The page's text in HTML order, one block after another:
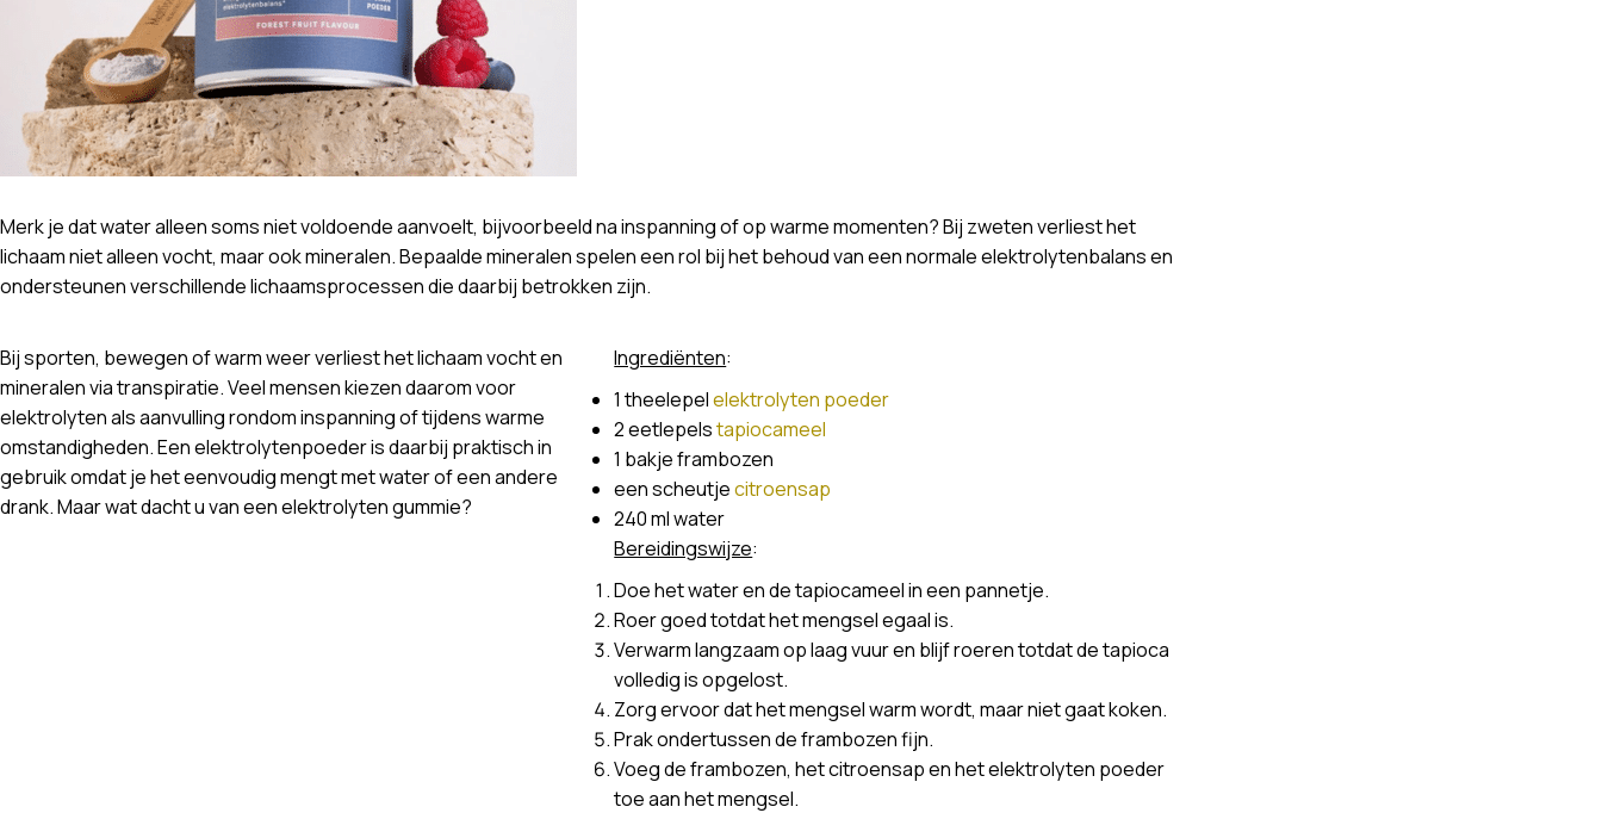
Merk je dat water alleen soms niet voldoende aanvoelt, bijvoorbeeld na inspanning of op warme momenten? Bij zweten verliest het
lichaam niet alleen vocht, maar ook mineralen. Bepaalde mineralen spelen een rol bij het behoud van een normale elektrolytenbalans en
ondersteunen verschillende lichaamsprocessen die daarbij betrokken zijn.
Bij sporten, bewegen of warm weer verliest het lichaam vocht en
mineralen via transpiratie. Veel mensen kiezen daarom voor
elektrolyten als aanvulling rondom inspanning of tijdens warme
omstandigheden. Een elektrolytenpoeder is daarbij praktisch in
gebruik omdat je het eenvoudig mengt met water of een andere
drank. Maar wat dacht u van een elektrolyten gummie?
Ingrediënten:
1 theelepelelektrolyten poeder
2 eetlepelstapiocameel
1 bakje frambozen
een scheutjecitroensap
240 ml water
Bereidingswijze:
Doe het water en de tapiocameel in een pannetje.
Roer goed totdat het mengsel egaal is.
Verwarm langzaam op laag vuur en blijf roeren totdat de tapioca
volledig is opgelost.
Zorg ervoor dat het mengsel warm wordt, maar niet gaat koken.
Prak ondertussen de frambozen fijn.
Voeg de frambozen, het citroensap en het elektrolyten poeder
toe aan het mengsel.